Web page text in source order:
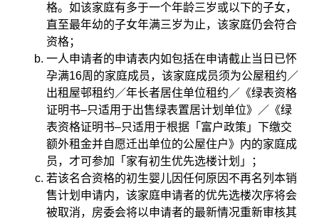
格。如该家庭有多于一个年龄三岁或以下的子女，
直至最年幼的子女年满三岁为止，该家庭仍会符合
资格；
一人申请者的申请表内如包括在申请截止当日已怀
孕满16周的家庭成员，该家庭成员须为公屋租约／
出租屋邨租约／年长者居住单位租约／《绿表资格
证明书–只适用于出售绿表置居计划单位》／《绿
表资格证明书–只适用于根据「富户政策」下缴交
额外租金并自愿迁出单位的公屋住户》内的家庭成
员，才可参加「家有初生优先选楼计划」；
若该名合资格的初生婴儿因任何原因不再名列本销
售计划申请内，该家庭申请者的优先选楼次序将会
被取消，房委会将以申请者的最新情况重新审核其